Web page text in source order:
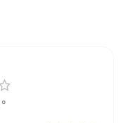
0 نقد و بررسی